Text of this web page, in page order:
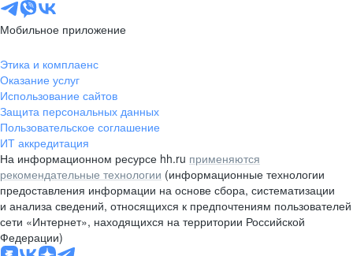
Мобильное приложение
Этика и комплаенс
Оказание услуг
Использование сайтов
Защита персональных данных
Пользовательское соглашение
ИТ аккредитация
На информационном ресурсе hh.ru применяются
рекомендательные технологии (информационные технологии
предоставления информации на основе сбора, систематизации
и анализа сведений, относящихся к предпочтениям пользователей
сети «Интернет», находящихся на территории Российской
Федерации)